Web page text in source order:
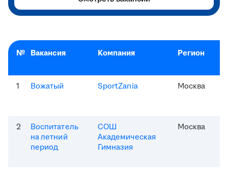
№ Вакансия Компания Регион
1 Вожатый SportZania Москва
2
Воспитатель
на летний
период
СОШ
Академическая
Гимназия
Москва